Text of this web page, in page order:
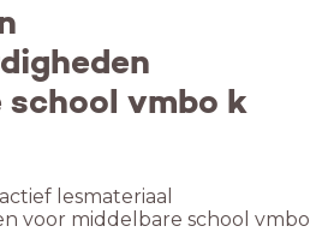
school vmbo k
lesmateriaal
voor middelbare school vmbo